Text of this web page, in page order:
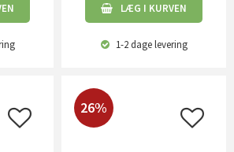
LÆG I KURVEN
1-2 dagelevering
26%